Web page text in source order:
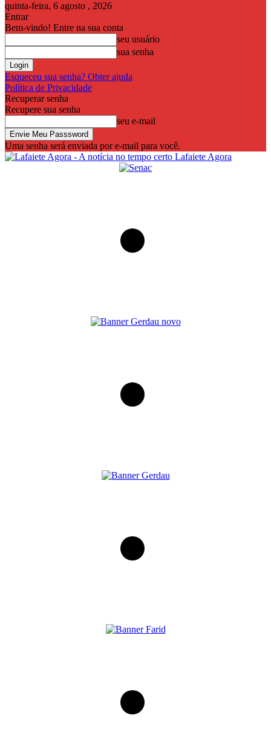
quinta-feira, 6 agosto , 2026
Entrar
Bem-vindo! Entre na sua conta
seu usuário
sua senha
Esqueceu sua senha? Obter ajuda
Política de Privacidade
Recuperar senha
Recupere sua senha
seu e-mail
Uma senha será enviada por e-mail para você.
Lafaiete Agora